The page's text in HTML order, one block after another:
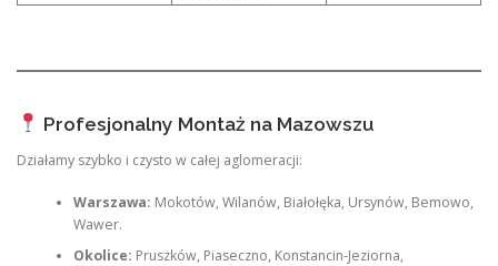
Profesjonalny Montaż na Mazowszu
Działamy szybko i czysto w całej aglomeracji:
Warszawa: Mokotów, Wilanów, Białołęka, Ursynów, Bemowo,
Wawer.
Okolice: Pruszków, Piaseczno, Konstancin-Jeziorna,